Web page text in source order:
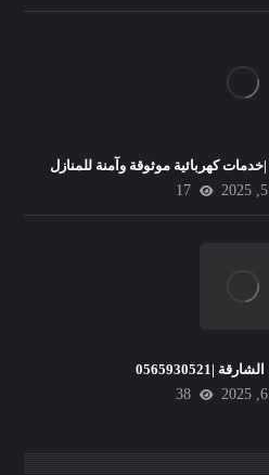
كهربائية موثوقة وآمنة للمنازل
17
|0565930521
38